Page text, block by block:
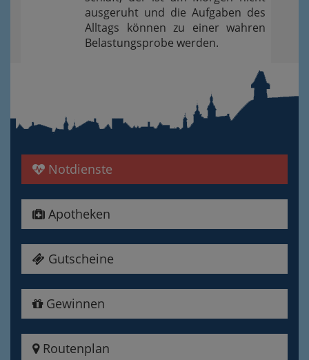
ausgeruht und die Aufgaben des
Alltags können zu einer wahren
Belastungsprobe werden.
Notdienste
Apotheken
Gutscheine
Gewinnen
Routenplan